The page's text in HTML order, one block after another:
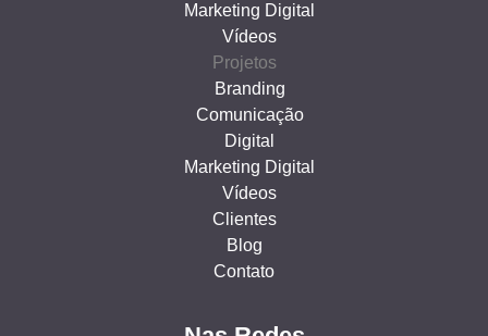
Marketing Digital
Vídeos
Projetos
Branding
Comunicação
Digital
Marketing Digital
Vídeos
Clientes
Blog
Contato